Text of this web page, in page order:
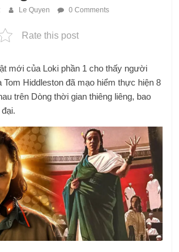
Le Quyen 0 Comments
Rate this post
mới của Loki phần 1 cho thấy người
Tom Hiddleston đã mạo hiểm thực hiện 8
trên Dòng thời gian thiêng liêng, bao